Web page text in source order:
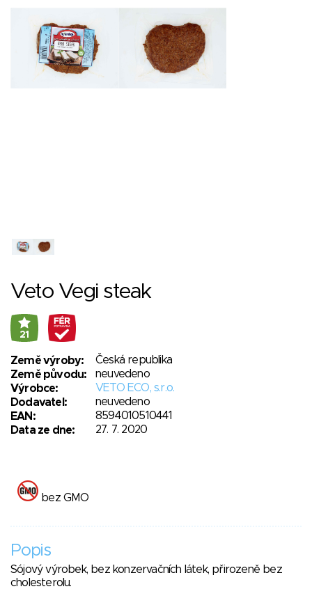
Veto Vegi steak
21
Země výroby:
Česká republika
Země původu:
neuvedeno
Výrobce:
VETO ECO, s.r.o.
Dodavatel:
neuvedeno
EAN:
8594010510441
Data ze dne:
27. 7. 2020
bez GMO
Popis
Sójový výrobek, bez konzervačních látek, přirozeně bez
cholesterolu.